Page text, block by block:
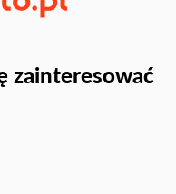
zainteresować